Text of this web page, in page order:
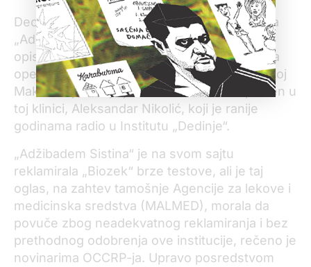
Deo porodičnog biznisa Kamčeva je i bolnica
„Adžibadem Sistina“ koja je u medijima
opisivana kao bolnica u kojoj je urađena prva
operacija ugradnje veštačkog srca u Severnoj
Makedoniji, a koju je vodio naš lekar zaposlen u
toj klinici, Aleksandar Nikolić, koji je ranije
godinama radio u Institutu „Dedinje“.
„Adžibadem Sistina“ je na svom sajtu
reklamirala „Biozek“ brze testove, ali je taj
oglas, na zahtev tamošnje Agencije za lekove i
medicinska sredstva (MALMED), morala da
povuče zbog neadekvatnog reklamiranja i bez
prethodnog odobrenja ove institucije, rečeno je
novinarima OCCRP-ja. Upravo posredstvom